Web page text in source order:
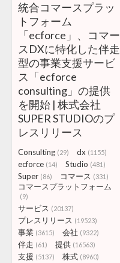
統合コマースプラッ
トフォーム
「ecforce」、コマー
スDXに特化した伴走
型の事業支援サービ
ス「ecforce
consulting」の提供
を開始 | 株式会社
SUPER STUDIOのプ
レスリリース
Consulting (29) dx (1155)
ecforce (14) Studio (481)
Super (86) コマース (331)
コマースプラットフォーム
(9)
サービス (20137)
プレスリリース (19523)
事業 (3615) 会社 (9322)
伴走 (61) 提供 (16563)
支援 (5137) 株式 (8960)